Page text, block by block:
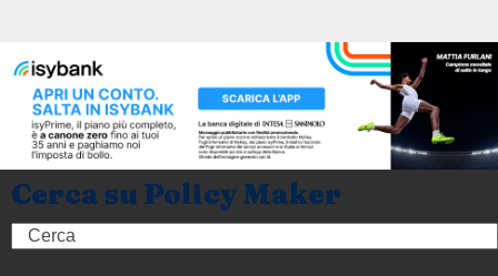
Cerca su Policy Maker
Search